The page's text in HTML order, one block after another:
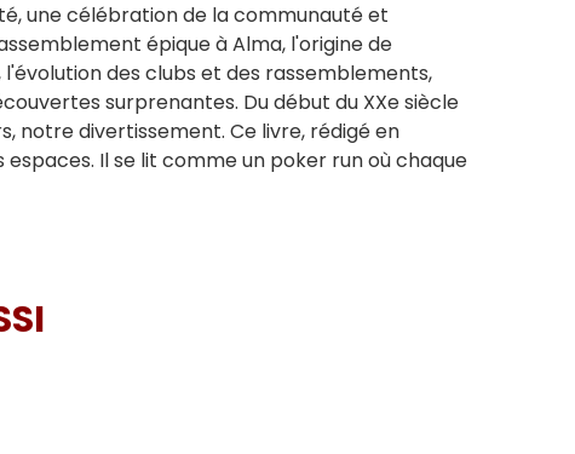
une célébration de la communauté et
épique à Alma, l'origine de
des clubs et des rassemblements,
surprenantes. Du début du XXe siècle
notre divertissement. Ce livre, rédigé en
Il se lit comme un poker run où chaque